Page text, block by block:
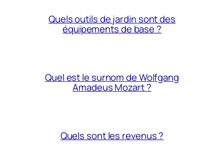
Quels outils de jardin sont des
équipements de base ?
Quel est le surnom de Wolfgang
Amadeus Mozart ?
Quels sont les revenus ?